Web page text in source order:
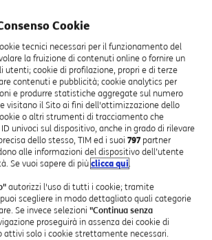
di Casa
Mobile
e Tablet
Smart Home
Business
Cookie
tecnici necessari per il funzionamento del
la fruizione di contenuti online o fornire un
utenti; cookie di profilazione, propri e di terze
contenuti e pubblicità; cookie analytics per
e produrre statistiche aggregate sul numero
visitano il Sito ai fini dell'ottimizzazione dello
o altri strumenti di tracciamento che
univoci sul dispositivo, anche in grado di rilevare
dello stesso, TIM ed i suoi 797partner
alle informazioni del dispositivo dell’utente
Se vuoi sapere di più clicca qui.
autorizzi l'uso di tutti i cookie; tramite
puoi scegliere in modo dettagliato quali categorie
Se invece selezioni "Continua senza
proseguirà in assenza dei cookie di
attivi solo i cookie strettamente necessari.